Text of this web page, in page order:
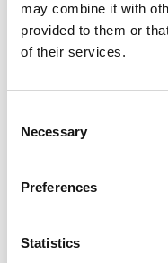
may combine it with
provided to them or
of their services.
Selection
Necessary
Preferences
Statistics
Mit der
mich mit den